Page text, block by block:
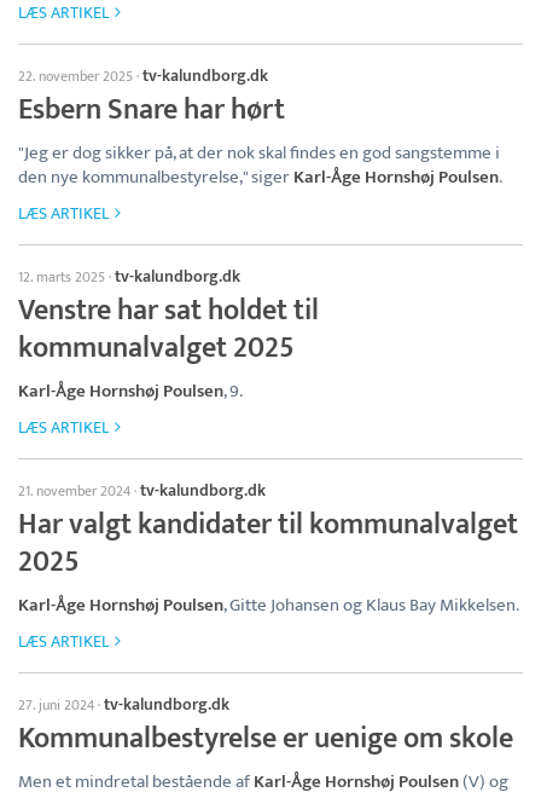
LÆS ARTIKEL
22. november 2025·tv-kalundborg.dk
Esbern Snare har hørt
"Jeg er dog sikker på, at der nok skal findes en god sangstemme i
den nye kommunalbestyrelse," sigerKarl-Åge Hornshøj Poulsen.
LÆS ARTIKEL
12. marts 2025·tv-kalundborg.dk
Venstre har sat holdet til
kommunalvalget 2025
Karl-Åge Hornshøj Poulsen, 9.
LÆS ARTIKEL
21. november 2024·tv-kalundborg.dk
Har valgt kandidater til kommunalvalget
2025
Karl-Åge Hornshøj Poulsen, Gitte Johansen og Klaus Bay Mikkelsen.
LÆS ARTIKEL
27. juni 2024·tv-kalundborg.dk
Kommunalbestyrelse er uenige om skole
Men et mindretal bestående afKarl-Åge Hornshøj Poulsen(V) og